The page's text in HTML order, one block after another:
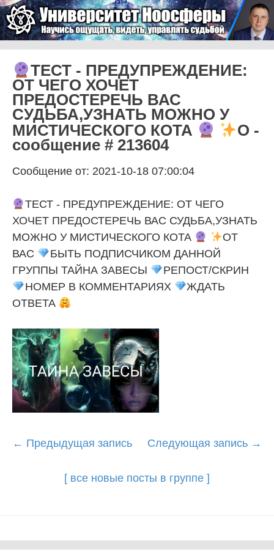
Университет Ноосферы
ТЕСТ - ПРЕДУПРЕЖДЕНИЕ:
ОТ ЧЕГО ХОЧЕТ
ПРЕДОСТЕРЕЧЬ ВАС
СУДЬБА,УЗНАТЬ МОЖНО У
МИСТИЧЕСКОГО КОТА
О -
сообщение # 213604
Сообщение от: 2021-10-18 07:00:04
ТЕСТ - ПРЕДУПРЕЖДЕНИЕ: ОТ ЧЕГО
ХОЧЕТ ПРЕДОСТЕРЕЧЬ ВАС СУДЬБА,УЗНАТЬ
МОЖНО У МИСТИЧЕСКОГО КОТА
ОТ
ВАС
БЫТЬ ПОДПИСЧИКОМ ДАННОЙ
ГРУППЫ ТАЙНА ЗАВЕСЫ
РЕПОСТ/СКРИН
НОМЕР В КОММЕНТАРИЯХ
ЖДАТЬ
ОТВЕТА
Post
← Предыдущая запись Следующая запись →
[ все новые посты в группе ]